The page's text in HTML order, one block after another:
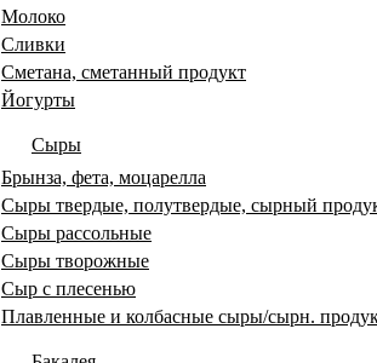
Молоко
Сливки
Сметана, сметанный продукт
Йогурты
Сыры
Брынза, фета, моцарелла
Сыры твердые, полутвердые, сырный
Сыры рассольные
Сыры творожные
Сыр с плесенью
Плавленные и колбасные сыры/сырн.